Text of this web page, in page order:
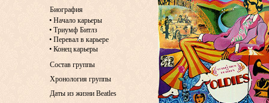
Биография
• Начало карьеры
• Триумф Битлз
• Перевал в карьере
• Конец карьеры
Состав группы
Хронология группы
Даты из жизни Beatles